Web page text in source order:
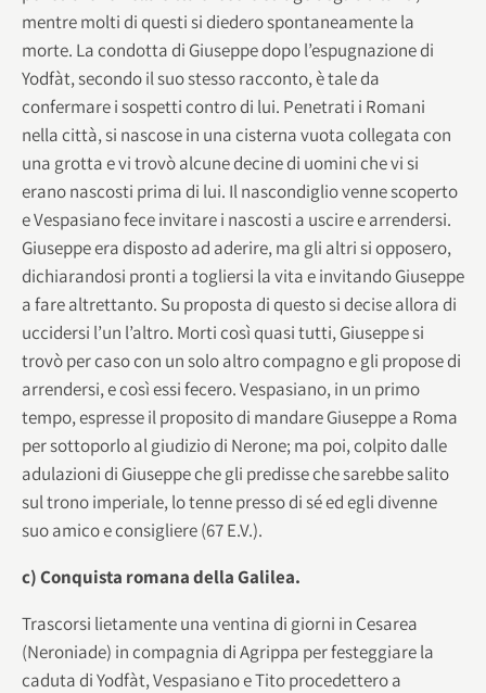
mentre molti di questi si diedero spontaneamente la
morte. La condotta di Giuseppe dopo l’espugnazione di
Yodfàt, secondo il suo stesso racconto, è tale da
confermare i sospetti contro di lui. Penetrati i Romani
nella città, si nascose in una cisterna vuota collegata con
una grotta e vi trovò alcune decine di uomini che vi si
erano nascosti prima di lui. Il nascondiglio venne scoperto
e Vespasiano fece invitare i nascosti a uscire e arrendersi.
Giuseppe era disposto ad aderire, ma gli altri si opposero,
dichiarandosi pronti a togliersi la vita e invitando Giuseppe
a fare altrettanto. Su proposta di questo si decise allora di
uccidersi l’un l’altro. Morti così quasi tutti, Giuseppe si
trovò per caso con un solo altro compagno e gli propose di
arrendersi, e così essi fecero. Vespasiano, in un primo
tempo, espresse il proposito di mandare Giuseppe a Roma
per sottoporlo al giudizio di Nerone; ma poi, colpito dalle
adulazioni di Giuseppe che gli predisse che sarebbe salito
sul trono imperiale, lo tenne presso di sé ed egli divenne
suo amico e consigliere (67 E.V.).
c) Conquista romana della Galilea.
Trascorsi lietamente una ventina di giorni in Cesarea
(Neroniade) in compagnia di Agrippa per festeggiare la
caduta di Yodfàt, Vespasiano e Tito procedettero a